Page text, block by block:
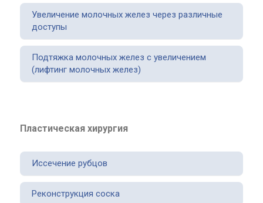
Увеличение молочных желез через различные
доступы
Подтяжка молочных желез с увеличением
(лифтинг молочных желез)
Пластическая хирургия
Иссечение рубцов
Реконструкция соска